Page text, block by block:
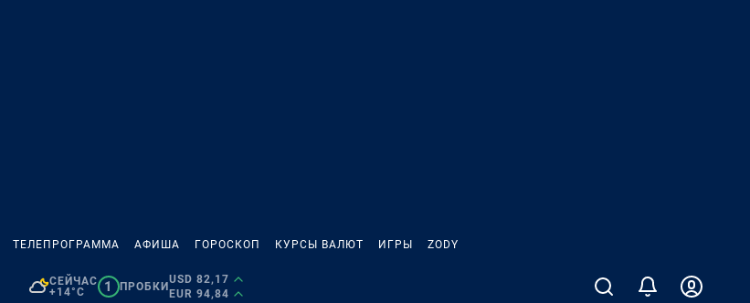
ТЕЛЕПРОГРАММА АФИША ГОРОСКОП КУРСЫ ВАЛЮТ ИГРЫ ZODY
СЕЙЧАС
+14°C
1 ПРОБКИ
USD 82,17
EUR 94,84